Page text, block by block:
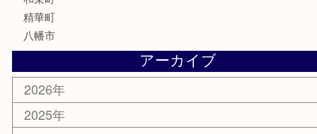
お知らせ
コラム
エリアカテゴリ
京田辺市
城陽市
枚方市